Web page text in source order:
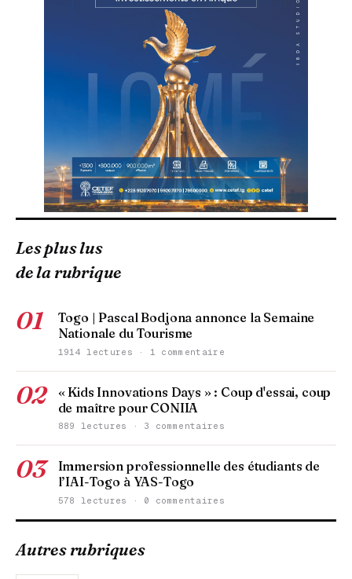
Les plus lus
de la rubrique
01
Togo | Pascal Bodjona annonce la Semaine
Nationale du Tourisme
1914 lectures · 1 commentaire
02
« Kids Innovations Days » : Coup d'essai, coup
de maître pour CONIIA
889 lectures · 3 commentaires
03
Immersion professionnelle des étudiants de
l’IAI-Togo à YAS-Togo
578 lectures · 0 commentaires
Autres rubriques